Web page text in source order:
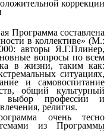
коррекции
Программа составлена
в коллективе» (М.:
авторы Я.Г.Плинер,
вопросы по всем
в жизни, таким как:
ситуациях,
и самовоспитание
общий культурный
выбор профессии и
религия.
очень тесно
из Программы